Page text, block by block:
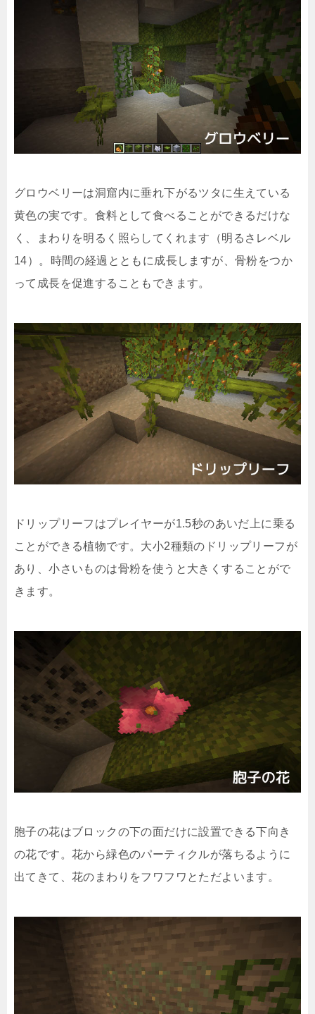
グロウベリーは洞窟内に垂れ下がるツタに生えている
黄色の実です。食料として食べることができるだけな
く、まわりを明るく照らしてくれます（明るさレベル
14）。時間の経過とともに成長しますが、骨粉をつか
って成長を促進することもできます。
ドリップリーフはプレイヤーが1.5秒のあいだ上に乗る
ことができる植物です。大小2種類のドリップリーフが
あり、小さいものは骨粉を使うと大きくすることがで
きます。
胞子の花はブロックの下の面だけに設置できる下向き
の花です。花から緑色のパーティクルが落ちるように
出てきて、花のまわりをフワフワとただよいます。